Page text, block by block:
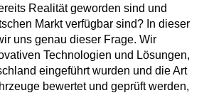
Realität geworden sind und
Markt verfügbar sind? In dieser
uns genau dieser Frage. Wir
Technologien und Lösungen,
eingeführt wurden und die Art
bewertet und geprüft werden,